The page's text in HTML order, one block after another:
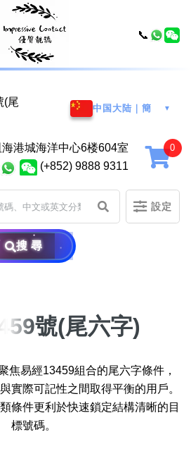
(尾
中国大陆｜簡 ▼
港城海洋中心6楼604室
(+852) 9888 9311
設定
搜尋
五 六 七 八 九 十 十一
號(尾六字)
焦易經13459組合的尾六字條件，
實際可記性之間取得平衡的用戶。
條件更利於快速鎖定結構清晰的目
標號碼。
📞